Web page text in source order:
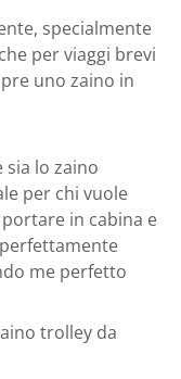
specialmente
per viaggi brevi
uno zaino in
sia lo zaino
per chi vuole
in cabina e
me perfetto
trolley da